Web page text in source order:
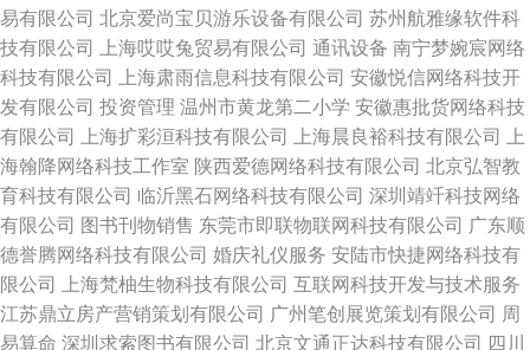
易有限公司 北京爱尚宝贝游乐设备有限公司 苏州航雅缘软件科
技有限公司
上海哎哎兔贸易有限公司 通讯设备 南宁梦婉宸网络
科技有限公司
上海肃雨信息科技有限公司 安徽悦信网络科技开
发有限公司 投资管理 温州市黄龙第二小学 安徽惠批货网络科技
有限公司
上海扩彩洹科技有限公司 上海晨良裕科技有限公司
上
海翰降网络科技工作室 陕西爱德网络科技有限公司 北京弘智教
育科技有限公司 临沂黑石网络科技有限公司 深圳靖竏科技网络
有限公司 图书刊物销售 东莞市即联物联网科技有限公司 广东顺
德誉腾网络科技有限公司 婚庆礼仪服务 安陆市快捷网络科技有
限公司
上海梵柚生物科技有限公司 互联网科技开发与技术服务
江苏鼎立房产营销策划有限公司 广州笔创展览策划有限公司 周
易算命 深圳求索图书有限公司 北京文通正达科技有限公司 四川